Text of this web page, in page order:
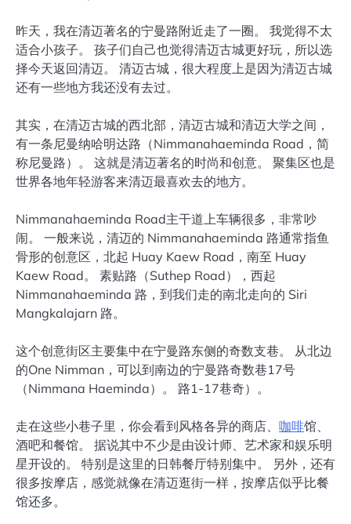
昨天，我在清迈著名的宁曼路附近走了一圈。 我觉得不太
适合小孩子。 孩子们自己也觉得清迈古城更好玩，所以选
择今天返回清迈。 清迈古城，很大程度上是因为清迈古城
还有一些地方我还没有去过。
其实，在清迈古城的西北部，清迈古城和清迈大学之间，
有一条尼曼纳哈明达路（Nimmanahaeminda Road，简
称尼曼路）。 这就是清迈著名的时尚和创意。 聚集区也是
世界各地年轻游客来清迈最喜欢去的地方。
Nimmanahaeminda Road主干道上车辆很多，非常吵
闹。 一般来说，清迈的 Nimmanahaeminda 路通常指鱼
骨形的创意区，北起 Huay Kaew Road，南至 Huay
Kaew Road。 素贴路（Suthep Road），西起
Nimmanahaeminda 路，到我们走的南北走向的 Siri
Mangkalajarn 路。
这个创意街区主要集中在宁曼路东侧的奇数支巷。 从北边
的One Nimman，可以到南边的宁曼路奇数巷17号
（Nimmana Haeminda）。 路1-17巷奇）。
走在这些小巷子里，你会看到风格各异的商店、 咖啡馆、
酒吧和餐馆。 据说其中不少是由设计师、艺术家和娱乐明
星开设的。 特别是这里的日韩餐厅特别集中。 另外，还有
很多按摩店，感觉就像在清迈逛街一样，按摩店似乎比餐
馆还多。